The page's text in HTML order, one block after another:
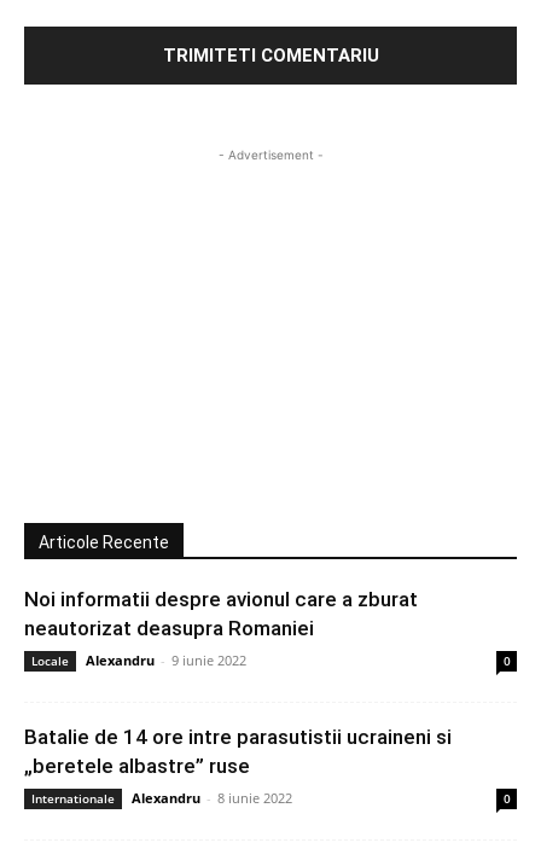
- Advertisement -
Articole Recente
Noi informatii despre avionul care a zburat
neautorizat deasupra Romaniei
Locale Alexandru - 9 iunie 2022 0
Batalie de 14 ore intre parasutistii ucraineni si
„beretele albastre” ruse
Internationale Alexandru - 8 iunie 2022 0